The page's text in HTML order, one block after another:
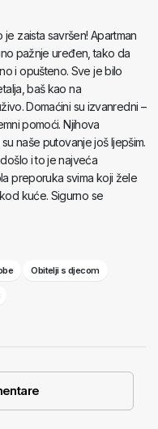
zaista savršen! Apartman
pažnje uređen, tako da
i opušteno. Sve je bilo
baš kao na
Domaćini su izvanredni –
pomoći. Njihova
naše putovanje još ljepšim.
i to je najveća
preporuka svima koji žele
kuće. Sigurno se
Obitelji s djecom